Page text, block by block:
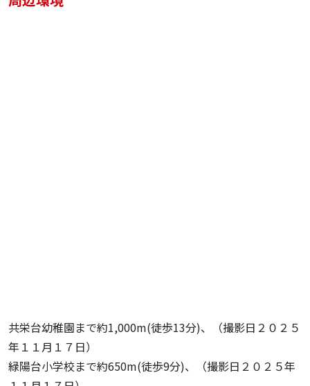
共栄台幼稚園まで約1,000m(徒歩13分)、（撮影日２０２５
年１１月１７日）
緑陽台小学校まで約650m(徒歩9分)、（撮影日２０２５年